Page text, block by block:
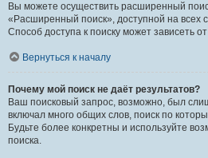
Вы можете осуществить расширенный
«Расширенный поиск», доступной на всех
Способ доступа к поиску может зависеть
Вернуться к началу
Почему мой поиск не даёт результатов?
Ваш поисковый запрос, возможно, был
включал много общих слов, поиск по
Будьте более конкретны и используйте
поиска.